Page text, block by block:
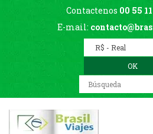
Contactenos 00 55
E-mail: